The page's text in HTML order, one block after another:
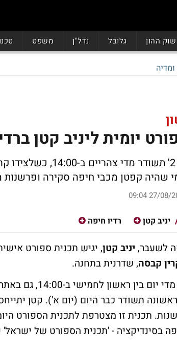
שוק ההון גלובל נדל"ן משפט
יומית ליניב קטן
התכנית 'קטן ב 2'
שהיה קפטן מכבי חיפה סקירה ופרשנות
27/08/2017
יניב קטן רדיו חיפה
לשעבר, יניב קטן, יגיש תכנית ספורט
קבסה, שדרנית בתחנה.
התכנית תשודר
תשודר כבר היום (יום א'). קטן
תכנית זו מצטרפת לתכנית הספורט
בסינדיקציה - 'תכנית הספורט של